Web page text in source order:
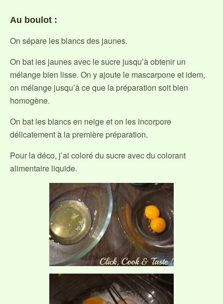
Au boulot :
On sépare les blancs des jaunes.
On bat les jaunes avec le sucre jusqu’à obtenir un
mélange bien lisse. On y ajoute le mascarpone et idem,
on mélange jusqu’à ce que la préparation soit bien
homogène.
On bat les blancs en neige et on les incorpore
délicatement à la première préparation.
Pour la déco, j’ai coloré du sucre avec du colorant
alimentaire liquide.